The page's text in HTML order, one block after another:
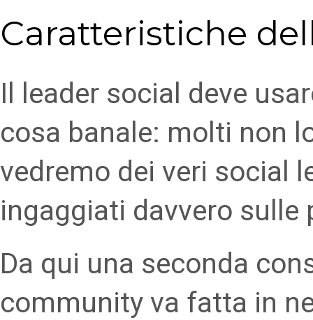
Caratteristiche
Il leader social deve
cosa banale: molti non
vedremo dei veri social
ingaggiati davvero
Da qui una seconda
community va fatta in